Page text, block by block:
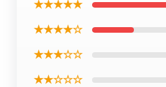
★★★★★
★★★★☆
★★★☆☆
★★☆☆☆